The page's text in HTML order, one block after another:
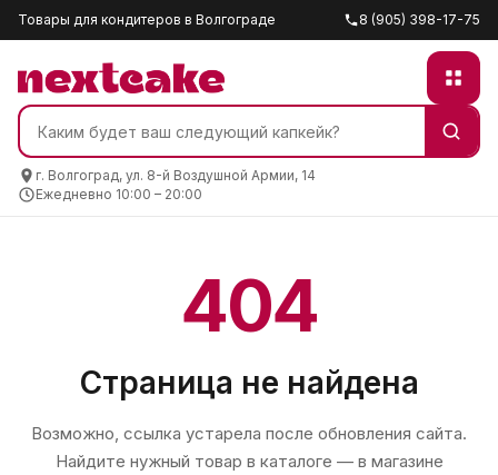
Товары для кондитеров в Волгограде 8 (905) 398-17-75
г. Волгоград, ул. 8-й Воздушной Армии, 14
Ежедневно 10:00 – 20:00
404
Страница не найдена
Возможно, ссылка устарела после обновления сайта.
Найдите нужный товар в каталоге — в магазине